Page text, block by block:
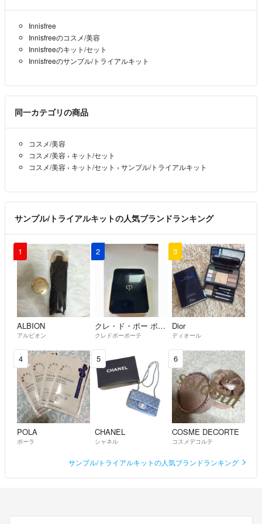
Innisfree
Innisfreeのコスメ/美容
Innisfreeのキット/セット
Innisfreeのサンプル/トライアルキット
同一カテゴリの商品
コスメ/美容
コスメ/美容 › キット/セット
コスメ/美容 › キット/セット › サンプル/トライアルキット
サンプル/トライアルキットの人気ブランドランキング
1
ALBION
アルビオン
2
クレ・ド・ポー ボーテ
クレドポーボーテ
3
Dior
ディオール
4
POLA
ポーラ
5
CHANEL
シャネル
6
COSME DECORTE
コスメデコルテ
サンプル/トライアルキットの人気ブランドランキング